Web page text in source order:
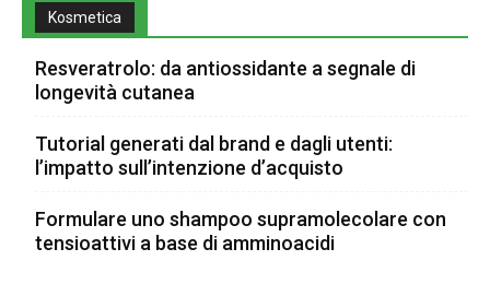
Kosmetica
Resveratrolo: da antiossidante a segnale di
longevità cutanea
Tutorial generati dal brand e dagli utenti:
l’impatto sull’intenzione d’acquisto
Formulare uno shampoo supramolecolare con
tensioattivi a base di amminoacidi